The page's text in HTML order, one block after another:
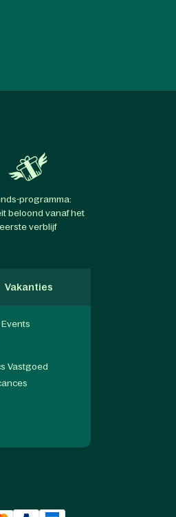
programma:
beloond vanaf het
eerste verblijf
Vakanties
Vastgoed